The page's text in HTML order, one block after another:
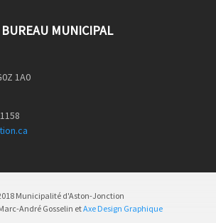
MUNICIPAL
1A0
Municipalité d'Aston-Jonction
André Gosselin etAxe Design Graphique